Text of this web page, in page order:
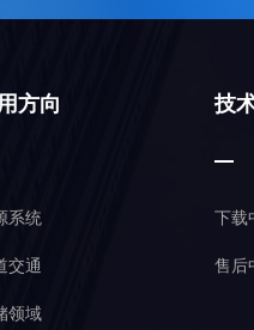
方向
系统
交通
领域
技
下载
售后